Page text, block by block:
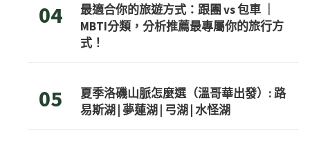
04
最適合你的旅遊方式：跟團 vs 包車 ｜
MBTI分類，分析推薦最專屬你的旅行方
式！
05
夏季洛磯山脈怎麼選（溫哥華出發）: 路
易斯湖 | 夢蓮湖 | 弓湖 | 水怪湖